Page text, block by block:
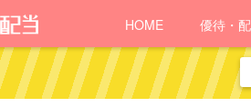
HOME 優待・